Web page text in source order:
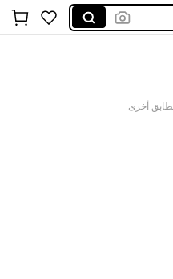
أخرى